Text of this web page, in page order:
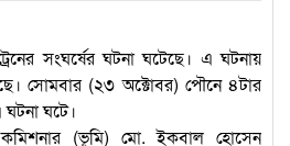
সংঘর্ষের ঘটনা ঘটেছে। এ ঘটনায়
সোমবার (২৩ অক্টোবর) পৌনে ৪টার
ঘটে।
(ভূমি) মো. ইকবাল হোসেন